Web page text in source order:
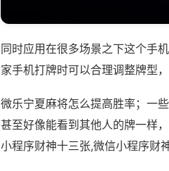
同时应用在很多场景之下这个手
家手机打牌时可以合理调整牌型
微乐宁夏麻将怎么提高胜率；一
甚至好像能看到其他人的牌一样
小程序财神十三张,微信小程序财